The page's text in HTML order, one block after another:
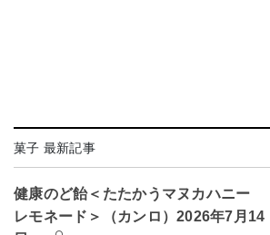
菓子 最新記事
健康のど飴＜たたかうマヌカハニー
レモネード＞（カンロ）2026年7月14